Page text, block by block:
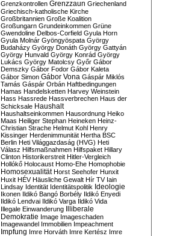
Grenzkontrollen Grenzzaun Griechenland
Griechisch-katholische Kirche
Großbritannien Große Koalition
Großungarn Grundeinkommen Grüne
Gwendoline Delbos-Corfield Gyula Horn
Gyula Molnár Gyöngyöspata György
Budaházy György Donáth György Gattyán
György Hunvald György Konrád György
Lukács György Matolcsy Győr Gábor
Demszky Gábor Fodor Gábor Kaleta
Gábor Simon Gábor Vona Gáspár Miklós
Tamás Gáspár Orbán Haftbedingungen
Hamas Handelsketten Harvey Weinstein
Hass Hassrede Hassverbrechen Haus der
Schicksale Haushalt
Haushaltseinkommen Hausordnung Heiko
Maas Heiliger Stephan Heineken Heinz-
Christian Strache Helmut Kohl Henry
Kissinger Herdenimmunität Hertha BSC
Berlin Heti Világgazdaság (HVG) Heti
Válasz Hilfsmaßnahmen Hilfspaket Hillary
Clinton Historikerstreit Hitler-Vergleich
Hollókő Holocaust Homo-Ehe Homophobie
Homosexualität Horst Seehofer Hunxit
Huxit HÉV Häusliche Gewalt Hír TV Iain
Lindsay Identität Identitätspolitik Ideologie
Ikonen Ildikó Bangó Borbély Ildikó Enyedi
Ildikó Lendvai Ildikó Varga Ildikó Vida
Illegale Einwanderung Illiberale
Demokratie Image Imageschaden
Imagewandel Immobilien Impeachment
Impfung Imre Horváth Imre Kertész Imre